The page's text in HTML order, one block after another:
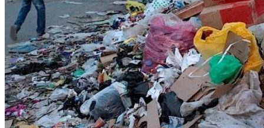
LinkedIn
YouTube
Afrique de l’Ouest – États Unis d’Amérique
Changement climatique 2022
Les relations entre l’Afrique de l’Ouest et l’Europe
Enseignement supérieur 2021